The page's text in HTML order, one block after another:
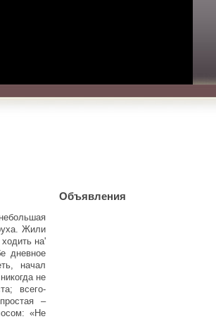
Жили
на'
дневное
начал
не
всего-
–
«Не
Объявления